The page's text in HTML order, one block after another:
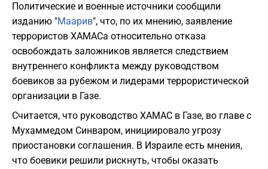
Политические и военные источники сообщили
изданию "Маарив", что, по их мнению, заявление
террористов ХАМАСа относительно отказа
освобождать заложников является следствием
внутреннего конфликта между руководством
боевиков за рубежом и лидерами террористической
организации в Газе.
Считается, что руководство ХАМАС в Газе, во главе с
Мухаммедом Синваром, инициировало угрозу
приостановки соглашения. В Израиле есть мнения,
что боевики решили рискнуть, чтобы оказать